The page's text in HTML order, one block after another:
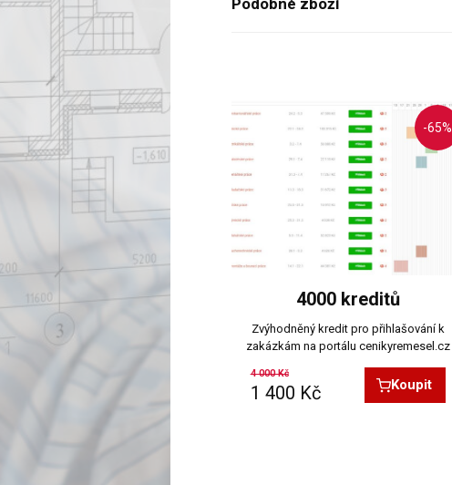
Podobné zboží
-65%
4000 kreditů
Zvýhodněný kredit pro přihlašování k
zakázkám na portálu cenikyremesel.cz
4 000Kč
1 400 Kč Koupit